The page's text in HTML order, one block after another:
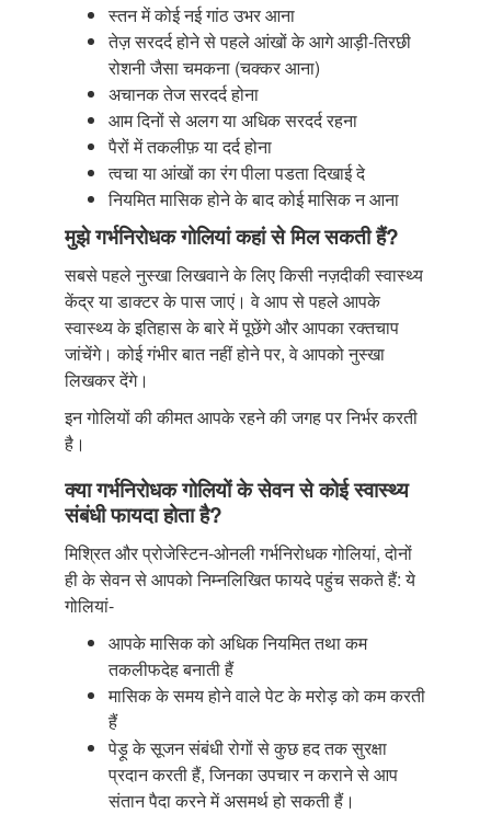
स्तन में कोई नई गांठ उभर आना
तेज़ सरदर्द होने से पहले आंखों के आगे आड़ी-तिरछी
रोशनी जैसा चमकना (चक्कर आना)
अचानक तेज सरदर्द होना
आम दिनों से अलग या अधिक सरदर्द रहना
पैरों में तकलीफ़ या दर्द होना
त्वचा या आंखों का रंग पीला पडता दिखाई दे
नियमित मासिक होने के बाद कोई मासिक न आना
मुझे गर्भनिरोधक गोलियां कहां से मिल सकती हैं?
सबसे पहले नुस्खा लिखवाने के लिए किसी नज़दीकी स्वास्थ्य
केंद्र या डाक्टर के पास जाएं। वे आप से पहले आपके
स्वास्थ्य के इतिहास के बारे में पूछेंगे और आपका रक्तचाप
जांचेंगे। कोई गंभीर बात नहीं होने पर, वे आपको नुस्खा
लिखकर देंगे।
इन गोलियों की कीमत आपके रहने की जगह पर निर्भर करती
है।
क्या गर्भनिरोधक गोलियों के सेवन से कोई स्वास्थ्य
संबंधी फायदा होता है?
मिश्रित और प्रोजेस्टिन-ओनली गर्भनिरोधक गोलियां, दोनों
ही के सेवन से आपको निम्नलिखित फायदे पहुंच सकते हैं: ये
गोलियां-
आपके मासिक को अधिक नियमित तथा कम
तकलीफदेह बनाती हैं
मासिक के समय होने वाले पेट के मरोड़ को कम करती
हैं
पेड़ू के सूजन संबंधी रोगों से कुछ हद तक सुरक्षा
प्रदान करती हैं, जिनका उपचार न कराने से आप
संतान पैदा करने में असमर्थ हो सकती हैं।